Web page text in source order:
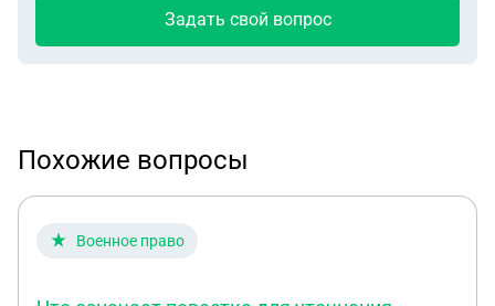
Задать свой вопрос
Похожие вопросы
Военное право